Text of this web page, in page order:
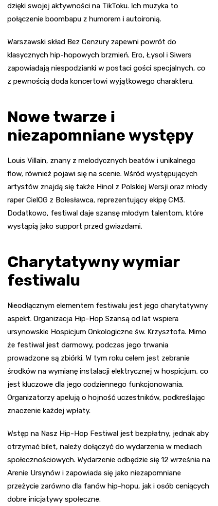
dzięki swojej aktywności na TikToku. Ich muzyka to
połączenie boombapu z humorem i autoironią.
Warszawski skład Bez Cenzury zapewni powrót do
klasycznych hip-hopowych brzmień. Ero, Łysol i Siwers
zapowiadają niespodzianki w postaci gości specjalnych, co
z pewnością doda koncertowi wyjątkowego charakteru.
Nowe twarze i
niezapomniane występy
Louis Villain, znany z melodycznych beatów i unikalnego
flow, również pojawi się na scenie. Wśród występujących
artystów znajdą się także Hinol z Polskiej Wersji oraz młody
raper CielOG z Bolesławca, reprezentujący ekipę CM3.
Dodatkowo, festiwal daje szansę młodym talentom, które
wystąpią jako support przed gwiazdami.
Charytatywny wymiar
festiwalu
Nieodłącznym elementem festiwalu jest jego charytatywny
aspekt. Organizacja Hip-Hop Szansą od lat wspiera
ursynowskie Hospicjum Onkologiczne św. Krzysztofa. Mimo
że festiwal jest darmowy, podczas jego trwania
prowadzone są zbiórki. W tym roku celem jest zebranie
środków na wymianę instalacji elektrycznej w hospicjum, co
jest kluczowe dla jego codziennego funkcjonowania.
Organizatorzy apelują o hojność uczestników, podkreślając
znaczenie każdej wpłaty.
Wstęp na Nasz Hip-Hop Festiwal jest bezpłatny, jednak aby
otrzymać bilet, należy dołączyć do wydarzenia w mediach
społecznościowych. Wydarzenie odbędzie się 12 września na
Arenie Ursynów i zapowiada się jako niezapomniane
przeżycie zarówno dla fanów hip-hopu, jak i osób ceniących
dobre inicjatywy społeczne.